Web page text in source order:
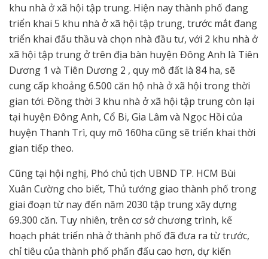
khu nhà ở xã hội tập trung. Hiện nay thành phố đang
triển khai 5 khu nhà ở xã hội tập trung, trước mắt đang
triển khai đấu thầu và chọn nhà đầu tư, với 2 khu nhà ở
xã hội tập trung ở trên địa bàn huyện Đông Anh là Tiên
Dương 1 và Tiên Dương 2 , quy mô đất là 84 ha, sẽ
cung cấp khoảng 6.500 căn hộ nhà ở xã hội trong thời
gian tới. Đồng thời 3 khu nhà ở xã hội tập trung còn lại
tại huyện Đông Anh, Cổ Bi, Gia Lâm và Ngọc Hồi của
huyện Thanh Trì, quy mô 160ha cũng sẽ triển khai thời
gian tiếp theo.
Cũng tại hội nghị, Phó chủ tịch UBND TP. HCM Bùi
Xuân Cường cho biết, Thủ tướng giao thành phố trong
giai đoạn từ nay đến năm 2030 tập trung xây dựng
69.300 căn. Tuy nhiên, trên cơ sở chương trình, kế
hoạch phát triển nhà ở thành phố đã đưa ra từ trước,
chỉ tiêu của thành phố phấn đấu cao hơn, dự kiến